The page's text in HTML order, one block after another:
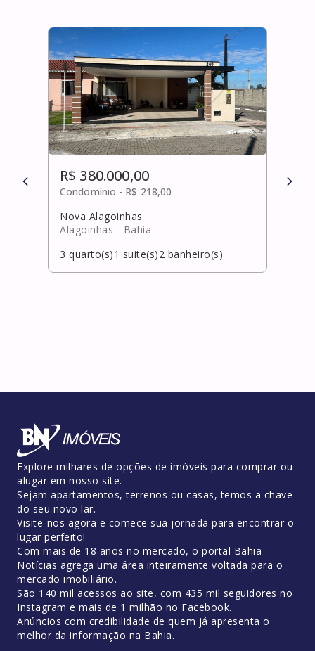
R$ 380.000,00
Condomínio - R$ 218,00
Nova Alagoinhas
Alagoinhas - Bahia
3 quarto(s)1 suite(s)2 banheiro(s)
R$
Explore milhares de opções de imóveis para comprar ou
alugar em nosso site.
Sejam apartamentos, terrenos ou casas, temos a chave
do seu novo lar.
Visite-nos agora e comece sua jornada para encontrar o
lugar perfeito!
Com mais de 18 anos no mercado, o portal Bahia
Notícias agrega uma área inteiramente voltada para o
mercado imobiliário.
São 140 mil acessos ao site, com 435 mil seguidores no
Instagram e mais de 1 milhão no Facebook.
Anúncios com credibilidade de quem já apresenta o
melhor da informação na Bahia.